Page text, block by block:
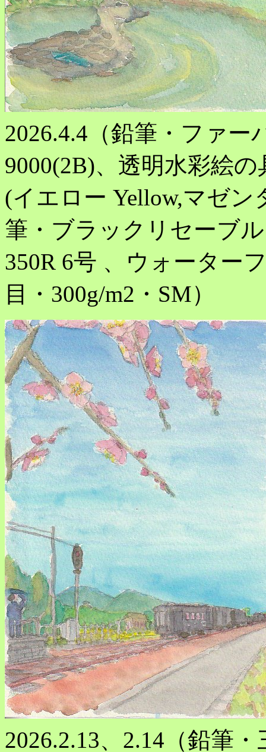
2026.4.4（鉛筆・ファ
9000(2B)、透明水彩絵
(イエロー Yellow,マゼン
筆・ブラックリセーブ
350R 6号 、ウォーター
目・300g/m2・SM）
2026.2.13、2.14（鉛筆